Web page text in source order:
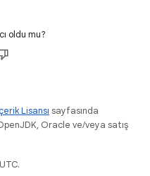
oldu mu?
Lisansı sayfasında
Oracle ve/veya satış